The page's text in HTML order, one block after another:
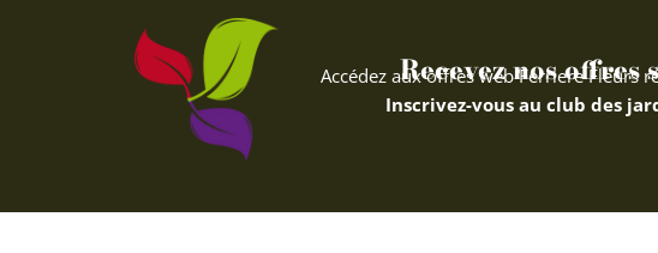
Recevez nos offres
Accédez aux offres web Ferriere Fleurs
Inscrivez-vous au club des